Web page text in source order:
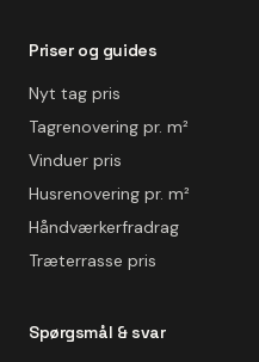
Priser og guides
Nyt tag pris
Tagrenovering pr. m²
Vinduer pris
Husrenovering pr. m²
Håndværkerfradrag
Træterrasse pris
Spørgsmål & svar